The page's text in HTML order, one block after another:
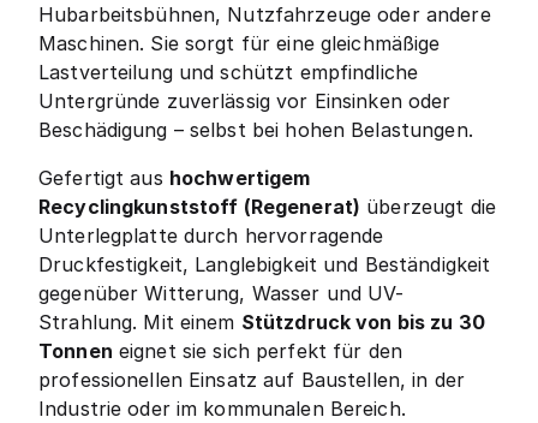
Hubarbeitsbühnen, Nutzfahrzeuge oder andere
Maschinen. Sie sorgt für eine gleichmäßige
Lastverteilung und schützt empfindliche
Untergründe zuverlässig vor Einsinken oder
Beschädigung – selbst bei hohen Belastungen.
Gefertigt aus hochwertigem
Recyclingkunststoff (Regenerat) überzeugt die
Unterlegplatte durch hervorragende
Druckfestigkeit, Langlebigkeit und Beständigkeit
gegenüber Witterung, Wasser und UV-
Strahlung. Mit einem Stützdruck von bis zu 30
Tonnen eignet sie sich perfekt für den
professionellen Einsatz auf Baustellen, in der
Industrie oder im kommunalen Bereich.